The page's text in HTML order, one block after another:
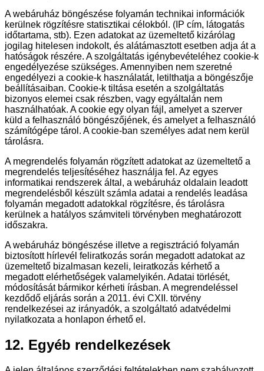
A webáruház böngészése folyamán technikai információk
kerülnek rögzítésre statisztikai célokból. (IP cím, látogatás
időtartama, stb). Ezen adatokat az üzemeltető kizárólag
jogilag hitelesen indokolt, és alátámasztott esetben adja át a
hatóságok részére. A szolgáltatás igénybevételéhez cookie-k
engedélyezése szükséges. Amennyiben nem szeretné
engedélyezi a cookie-k használatát, letilthatja a böngészője
beállításaiban. Cookie-k tiltása esetén a szolgáltatás
bizonyos elemei csak részben, vagy egyáltalán nem
használhatóak. A cookie egy olyan fájl, amelyet a szerver
küld a felhasználó böngészőjének, és amelyet a felhasználó
számítógépe tárol. A cookie-ban személyes adat nem kerül
tárolásra.
A megrendelés folyamán rögzített adatokat az üzemeltető a
megrendelés teljesítéséhez használja fel. Az egyes
informatikai rendszerek által, a webáruház oldalain leadott
megrendelésből készült számla adatai a rendelés leadása
folyamán megadott adatokkal rögzítésre, és tárolásra
kerülnek a hatályos számviteli törvényben meghatározott
időszakra.
A webáruház böngészése illetve a regisztráció folyamán
biztosított hírlevél feliratkozás során megadott adatokat az
üzemeltető bizalmasan kezeli, leiratkozás kérhető a
megadott elérhetőségek valamelyikén. Adatai törlését,
módosítását bármikor kérheti írásban. A megrendeléssel
kezdődő eljárás során a 2011. évi CXII. törvény
rendelkezései az irányadók, a szolgáltató adatvédelmi
nyilatkozata a honlapon érhető el.
12. Egyéb rendelkezések